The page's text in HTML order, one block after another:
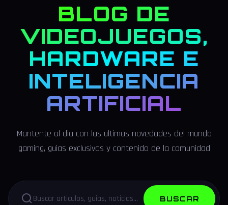
BLOG DE
VIDEOJUEGOS,
HARDWARE E
INTELIGENCIA
ARTIFICIAL
Mantente al dia con las ultimas novedades del mundo
gaming, guias exclusivas y contenido de la comunidad
BUSCAR